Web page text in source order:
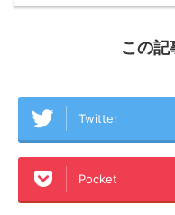
この記
Twitter
Pocket